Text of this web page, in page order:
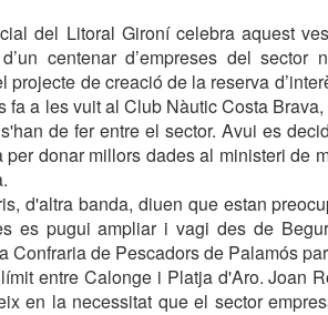
del Litoral Gironí celebra aquest
centenar d’empreses del
projecte de creació de la reserva
fa a les vuit al Club Nàutic Costa
de fer entre el sector. Avui es
per donar millors dades al ministeri de
d'altra banda, diuen que estan
es pugui ampliar i vagi des de
Confraria de Pescadors de Palamós
entre Calonge i Platja d'Aro. Joan
en la necessitat que el sector